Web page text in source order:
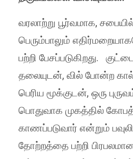
வரலாற்று பூர்வமாக,
பெரும்பாலும்
பற்றி பேசப்படுகிறது.
தலையுடன், வில் போன்ற
பெரிய மூக்குடன், ஒரு
பொதுவாக முகத்தில்
காணப்படுவார் என்றும்
தோற்றத்தை பற்றி